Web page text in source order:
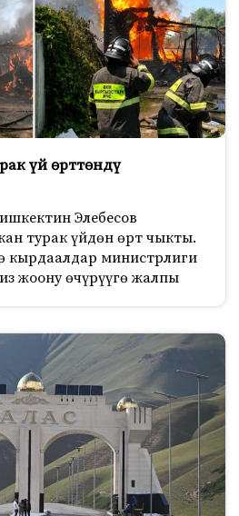
үй өрттөндү
Элебесов
турак үйдөн өрт чыкты.
кырдаалдар министрлиги
жоону өчүрүүгө жалпы